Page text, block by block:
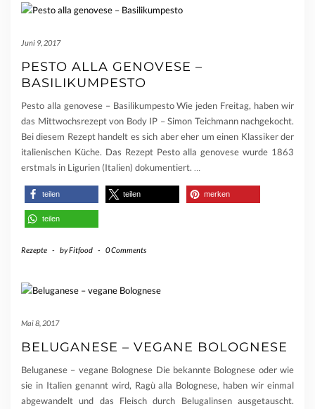
Juni 9, 2017
PESTO ALLA GENOVESE –
BASILIKUMPESTO
Pesto alla genovese – Basilikumpesto Wie jeden Freitag, haben wir
das Mittwochsrezept von Body IP – Simon Teichmann nachgekocht.
Bei diesem Rezept handelt es sich aber eher um einen Klassiker der
italienischen Küche. Das Rezept Pesto alla genovese wurde 1863
erstmals in Ligurien (Italien) dokumentiert.
teilen teilen merken
teilen
Rezepte - byFitfood - 0 Comments
Mai 8, 2017
BELUGANESE – VEGANE BOLOGNESE
Beluganese – vegane Bolognese Die bekannte Bolognese oder wie
sie in Italien genannt wird, Ragù alla Bolognese, haben wir einmal
abgewandelt und das Fleisch durch Belugalinsen ausgetauscht.